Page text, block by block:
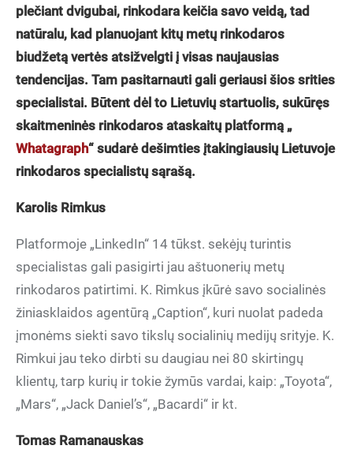
plečiant dvigubai, rinkodara keičia savo veidą, tad
natūralu, kad planuojant kitų metų rinkodaros
biudžetą vertės atsižvelgti į visas naujausias
tendencijas. Tam pasitarnauti gali geriausi šios srities
specialistai. Būtent dėl to Lietuvių startuolis, sukūręs
skaitmeninės rinkodaros ataskaitų platformą „
Whatagraph“ sudarė dešimties įtakingiausių Lietuvoje
rinkodaros specialistų sąrašą.
Karolis Rimkus
Platformoje „LinkedIn“ 14 tūkst. sekėjų turintis
specialistas gali pasigirti jau aštuonerių metų
rinkodaros patirtimi. K. Rimkus įkūrė savo socialinės
žiniasklaidos agentūrą „Caption“, kuri nuolat padeda
įmonėms siekti savo tikslų socialinių medijų srityje. K.
Rimkui jau teko dirbti su daugiau nei 80 skirtingų
klientų, tarp kurių ir tokie žymūs vardai, kaip: „Toyota“,
„Mars“, „Jack Daniel’s“, „Bacardi“ ir kt.
Tomas Ramanauskas